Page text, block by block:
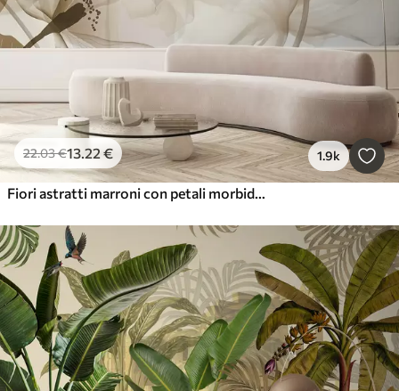
22.03€13.22€ 1.9k
Fiori astratti marroni con petali morbidi e traslucidi e dettagli delicati, su sfondo bianco